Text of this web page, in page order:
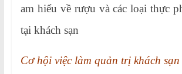
am hiểu về rượu và các loại thực
tại khách sạn
Cơ hội việc làm quản trị khách sạn